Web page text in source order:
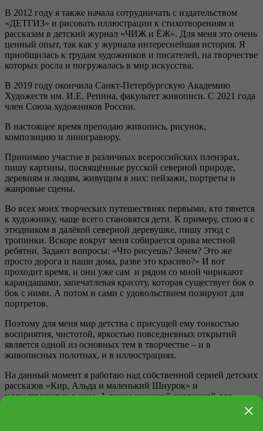
В 2012 году я также начала сотрудничать с издательством
«ДЕТГИЗ» и рисовать иллюстрации к стихотворениям и
рассказам в детский журнал «ЧИЖ и ЁЖ». Для меня это очень
ценный опыт, так как у журнала интереснейшая история. Я
приобщилась к трудам художников и писателей, на творчестве
которых росла и погружалась в мир искусства.
В 2019 году окончила Санкт-Петербургскую Академию
Художеств им. И.Е. Репина, факультет живописи. С 2021 года
член Союза художников России.
В настоящее время преподаю живопись, рисунок,
композицию и линогравюру.
Принимаю участие в различных всероссийских пленэрах,
пишу картины, посвящённые русской северной природе,
деревням и людям, живущим в них: пейзажи, портреты и
жанровые сцены.
Во всех моих творческих путешествиях первыми, кто тянется
к художнику, чаще всего становятся дети. К примеру, стою я с
этюдником в далёкой северной деревушке, пишу этюд с
тропинки. Вскоре вокруг меня собирается орава местной
ребятни. Задают вопросы: «Что рисуешь? Зачем? Это же
просто дорога и наши дома, разве это красиво?» И вот
проходит время, и они уже сам и рядом со мной чирикают
карандашами, запечатлевая красоту, которая существует бок о
бок с ними. А потом и сами с удовольствием позируют для
портретов.
Поэтому для меня мир детства с присущей ему тонкостью
восприятия, чистотой, яркостью повседневных открытий
является одной из основных тем в творчестве – и в
живописных полотнах, и в иллюстрациях.
На данный момент я работаю над собственной серией детских
рассказов «Кир, Альда и маленький Шнурок» и
иллюстрациями к ним. А также книжкой-картинкой для
×